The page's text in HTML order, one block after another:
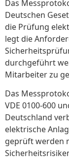
Das
Deutschen
die Prüfung
legt die
durchgeführt
Mitarbeiter zu
Das
VDE 0100-600
Deutschland
elektrische
geprüft werden